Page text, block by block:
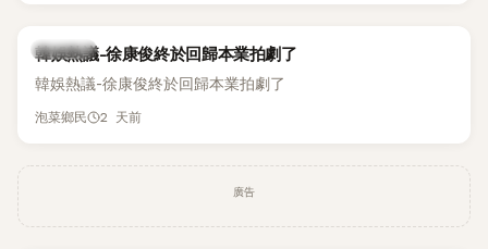
熱議討論
韓娛熱議-徐康俊終於回歸本業拍劇了
韓娛熱議-徐康俊終於回歸本業拍劇了
泡菜鄉民 2 天前
廣告